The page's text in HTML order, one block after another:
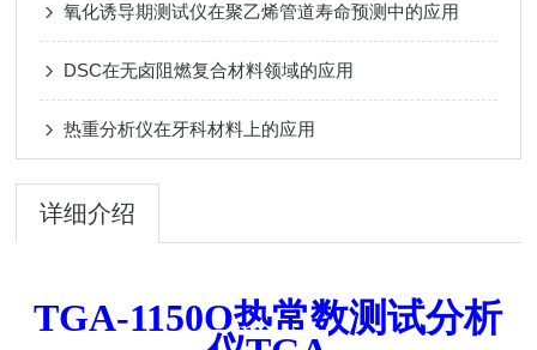
氧化诱导期测试仪在聚乙烯管道寿命预测中的应用
DSC在无卤阻燃复合材料领域的应用
热重分析仪在牙科材料上的应用
详细介绍
TGA-1150Q热常数测试分析